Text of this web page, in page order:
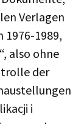
Verlagen
1989,
also ohne
der
i